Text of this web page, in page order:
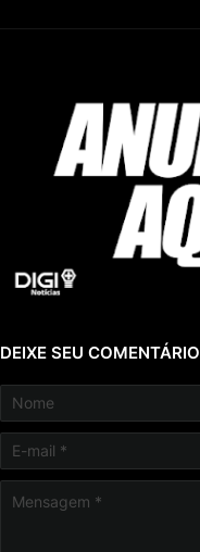
DEIXE SEU COMENTÁRIO